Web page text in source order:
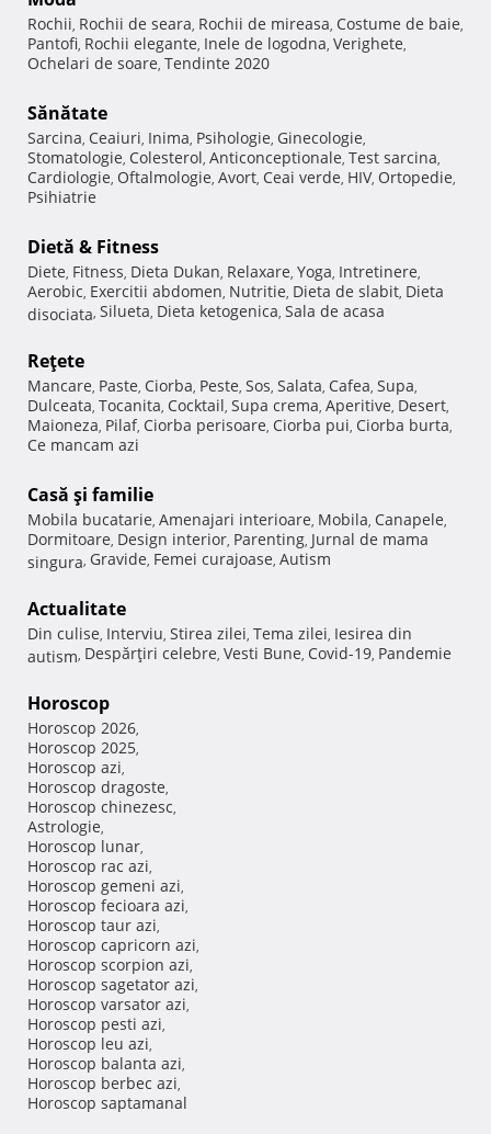
Rochii, Rochii de seara, Rochii de mireasa, Costume de baie,
Pantofi, Rochii elegante, Inele de logodna, Verighete,
Ochelari de soare, Tendinte 2020
Sănătate
Sarcina, Ceaiuri, Inima, Psihologie, Ginecologie,
Stomatologie, Colesterol, Anticonceptionale, Test sarcina,
Cardiologie, Oftalmologie, Avort, Ceai verde, HIV, Ortopedie,
Psihiatrie
Dietă & Fitness
Diete, Fitness, Dieta Dukan, Relaxare, Yoga, Intretinere,
Aerobic, Exercitii abdomen, Nutritie, Dieta de slabit, Dieta
disociata, Silueta, Dieta ketogenica, Sala de acasa
Reţete
Mancare, Paste, Ciorba, Peste, Sos, Salata, Cafea, Supa,
Dulceata, Tocanita, Cocktail, Supa crema, Aperitive, Desert,
Maioneza, Pilaf, Ciorba perisoare, Ciorba pui, Ciorba burta,
Ce mancam azi
Casă şi familie
Mobila bucatarie, Amenajari interioare, Mobila, Canapele,
Dormitoare, Design interior, Parenting, Jurnal de mama
singura, Gravide, Femei curajoase, Autism
Actualitate
Din culise, Interviu, Stirea zilei, Tema zilei, Iesirea din
autism, Despărţiri celebre, Vesti Bune, Covid-19, Pandemie
Horoscop
Horoscop 2026,
Horoscop 2025,
Horoscop azi,
Horoscop dragoste,
Horoscop chinezesc,
Astrologie,
Horoscop lunar,
Horoscop rac azi,
Horoscop gemeni azi,
Horoscop fecioara azi,
Horoscop taur azi,
Horoscop capricorn azi,
Horoscop scorpion azi,
Horoscop sagetator azi,
Horoscop varsator azi,
Horoscop pesti azi,
Horoscop leu azi,
Horoscop balanta azi,
Horoscop berbec azi,
Horoscop saptamanal